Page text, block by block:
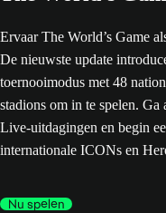
Ervaar The World’s Game
De nieuwste update
toernooimodus met 48
stadions om in te spelen. Ga
Live-uitdagingen en begin
internationale ICONs en
Nu spelen